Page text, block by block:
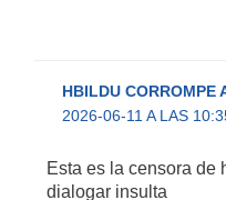
HBILDU CORROMPE
2026-06-11 A LAS
Esta es la censora de
dialogar insulta